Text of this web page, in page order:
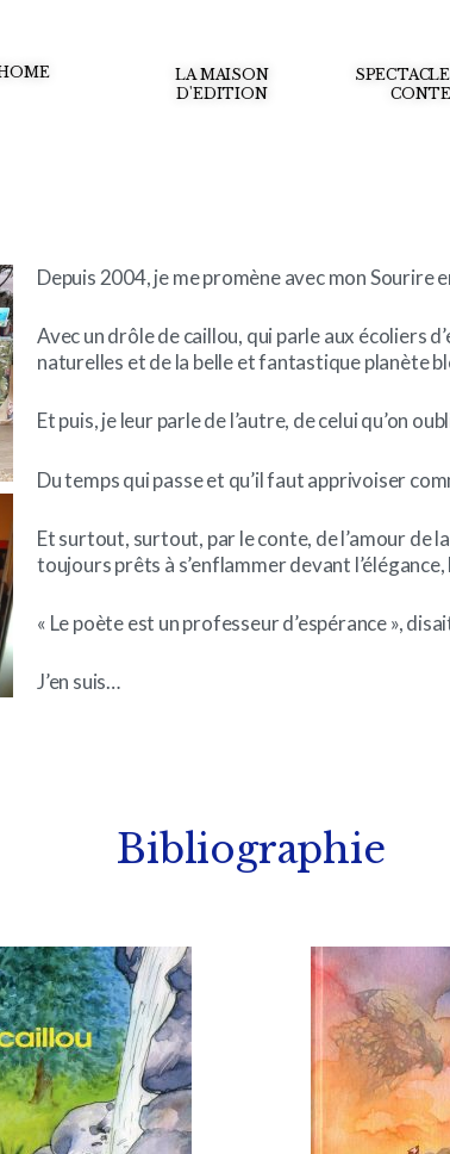
LA MAISON
D'EDITION
CONTE
Depuis 2004, je me promène avec mon Sourire
Avec un drôle de caillou, qui parle aux écoliers
naturelles et de la belle et fantastique planète
Et puis, je leur parle de l’autre, de celui qu’on
Du temps qui passe et qu’il faut apprivoiser
Et surtout, surtout, par le conte, de l’amour de
toujours prêts à s’enflammer devant
« Le poète est un professeur d’espérance »,
J’en suis…
Bibliographie